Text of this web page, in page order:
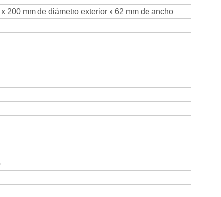
200 mm de diámetro exterior x 62 mm de ancho